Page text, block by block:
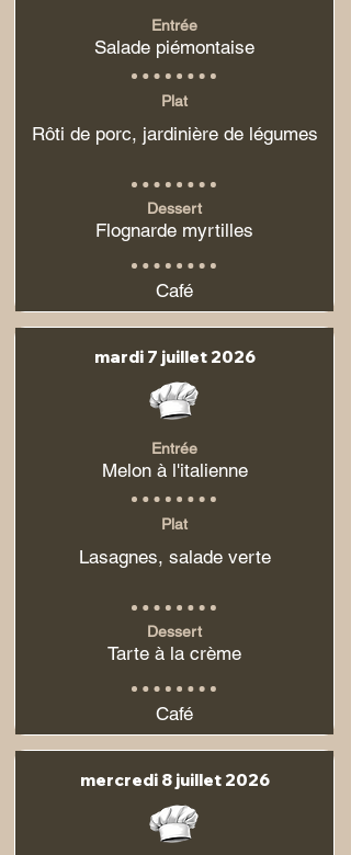
Entrée
Salade piémontaise
Plat
Rôti de porc, jardinière de légumes
Dessert
Flognarde myrtilles
Café
mardi 7 juillet 2026
Entrée
Melon à l'italienne
Plat
Lasagnes, salade verte
Dessert
Tarte à la crème
Café
mercredi 8 juillet 2026